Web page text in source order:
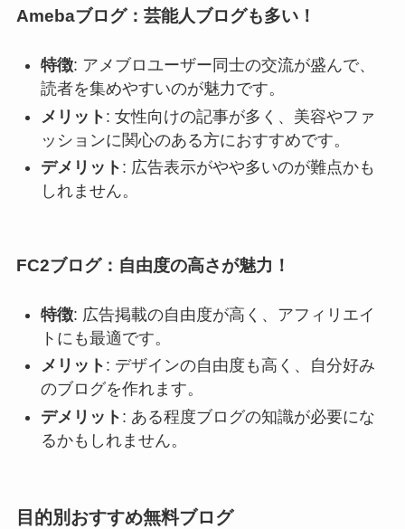
Amebaブログ：芸能人ブログも多い！
特徴: アメブロユーザー同士の交流が盛んで、
読者を集めやすいのが魅力です。
メリット : 女性向けの記事が多く、美容やファ
ッションに関心のある方におすすめです。
デメリット : 広告表示がやや多いのが難点かも
しれません。
FC2ブログ：自由度の高さが魅力！
特徴: 広告掲載の自由度が高く、アフィリエイ
トにも最適です。
メリット : デザインの自由度も高く、自分好み
のブログを作れます。
デメリット : ある程度ブログの知識が必要にな
るかもしれません。
目的別おすすめ無料ブログ